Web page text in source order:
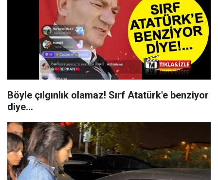
Böyle çılgınlık olamaz! Sırf Atatürk'e benziyor
diye...